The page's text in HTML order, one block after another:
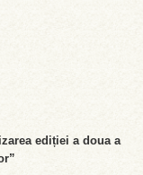
ediției a doua a